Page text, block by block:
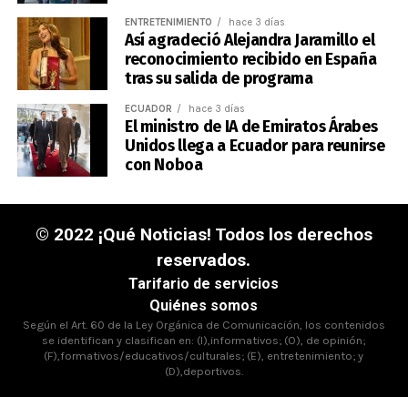
ENTRETENIMIENTO hace 3 días
Así agradeció Alejandra Jaramillo el
reconocimiento recibido en España
tras su salida de programa
ECUADOR hace 3 días
El ministro de IA de Emiratos Árabes
Unidos llega a Ecuador para reunirse
con Noboa
© 2022 ¡Qué Noticias! Todos los derechos
reservados.
Tarifario de servicios
Quiénes somos
Según el Art. 60 de la Ley Orgánica de Comunicación, los contenidos
se identifican y clasifican en: (I),informativos; (O), de opinión;
(F),formativos/educativos/culturales; (E), entretenimiento; y
(D),deportivos.